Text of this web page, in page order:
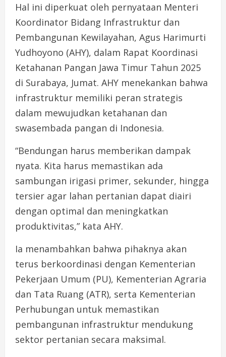
Hal ini diperkuat oleh pernyataan Menteri
Koordinator Bidang Infrastruktur dan
Pembangunan Kewilayahan, Agus Harimurti
Yudhoyono (AHY), dalam Rapat Koordinasi
Ketahanan Pangan Jawa Timur Tahun 2025
di Surabaya, Jumat. AHY menekankan bahwa
infrastruktur memiliki peran strategis
dalam mewujudkan ketahanan dan
swasembada pangan di Indonesia.
“Bendungan harus memberikan dampak
nyata. Kita harus memastikan ada
sambungan irigasi primer, sekunder, hingga
tersier agar lahan pertanian dapat diairi
dengan optimal dan meningkatkan
produktivitas,” kata AHY.
Ia menambahkan bahwa pihaknya akan
terus berkoordinasi dengan Kementerian
Pekerjaan Umum (PU), Kementerian Agraria
dan Tata Ruang (ATR), serta Kementerian
Perhubungan untuk memastikan
pembangunan infrastruktur mendukung
sektor pertanian secara maksimal.